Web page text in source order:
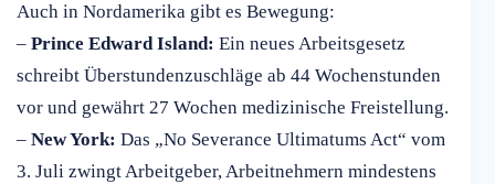
Auch in Nordamerika gibt es Bewegung:
– Prince Edward Island: Ein neues Arbeitsgesetz
schreibt Überstundenzuschläge ab 44 Wochenstunden
vor und gewährt 27 Wochen medizinische Freistellung.
– New York: Das „No Severance Ultimatums Act“ vom
3. Juli zwingt Arbeitgeber, Arbeitnehmern mindestens